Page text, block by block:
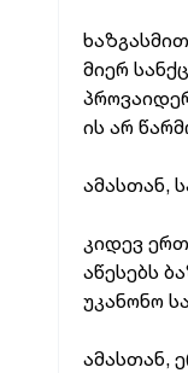
მიერ
ის არ
ამასთან,
კიდევ
აწესებს
უკანონო
ამასთან,